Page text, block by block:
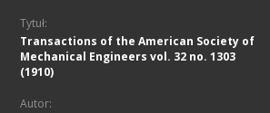
Tytuł:
Transactions of the American Society of
Mechanical Engineers vol. 32 no. 1303
(1910)
Autor: